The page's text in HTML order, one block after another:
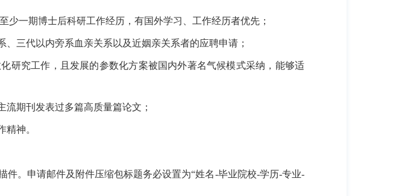
少一期博士后科研工作经历，有国外学习、工作经历者优先；
三代以内旁系血亲关系以及近姻亲关系者的应聘申请；
研究工作，且发展的参数化方案被国内外著名气候模式采纳，能够适
期刊发表过多篇高质量篇论文；
神。
。申请邮件及附件压缩包标题务必设置为“姓名-毕业院校-学历-专业-